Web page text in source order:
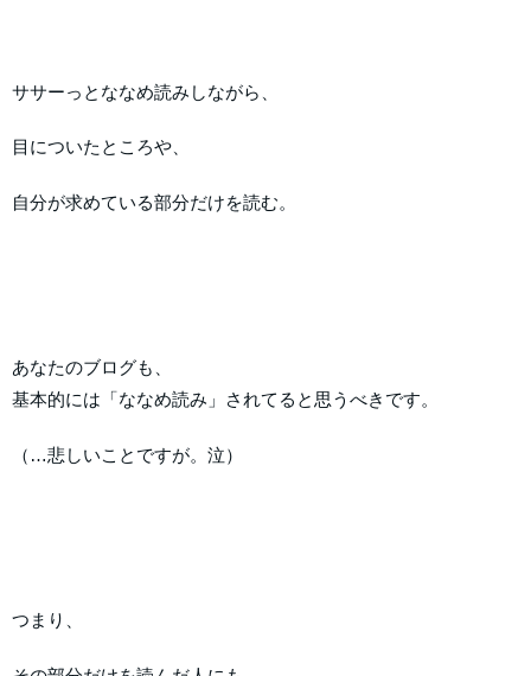
ササーっとななめ読みしながら、
目についたところや、
自分が求めている部分だけを読む。
あなたのブログも、
基本的には「ななめ読み」されてると思うべきです。
（…悲しいことですが。泣）
つまり、